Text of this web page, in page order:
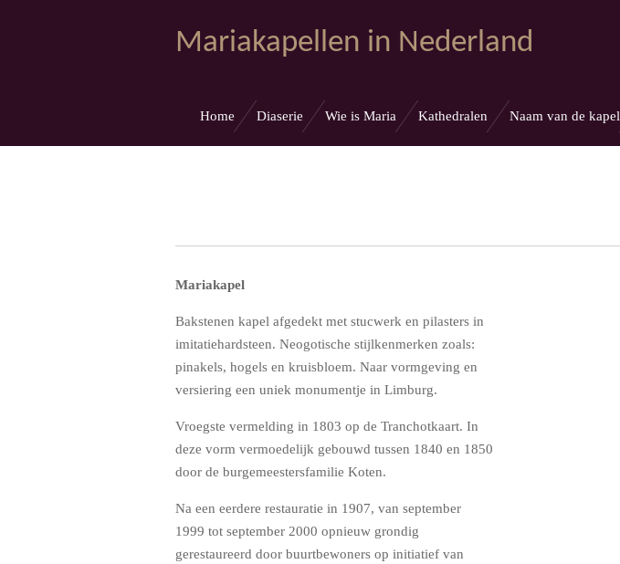
Mariakapellen in Nederland
Home Diaserie Wie is Maria Kathedralen Naam van de kapel
Mariakapel
Bakstenen kapel afgedekt met stucwerk en pilasters in
imitatiehardsteen. Neogotische stijlkenmerken zoals:
pinakels, hogels en kruisbloem. Naar vormgeving en
versiering een uniek monumentje in Limburg.
Vroegste vermelding in 1803 op de Tranchotkaart. In
deze vorm vermoedelijk gebouwd tussen 1840 en 1850
door de burgemeestersfamilie Koten.
Na een eerdere restauratie in 1907, van september
1999 tot september 2000 opnieuw grondig
gerestaureerd door buurtbewoners op initiatief van